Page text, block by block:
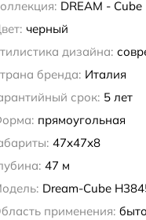
DREAM - Cube
черный
дизайна:
бренда: Италия
срок: 5 лет
прямоугольная
47х47х8
47 м
Dream-Cube
применения: